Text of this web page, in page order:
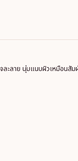
ลาย นุ่มแนบผิวเหมือนสั